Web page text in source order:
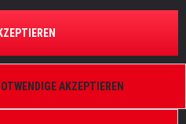
40 mm
AKZEPTIEREN